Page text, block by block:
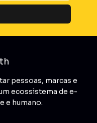
pessoas, marcas e
ecossistema de e-
e humano.